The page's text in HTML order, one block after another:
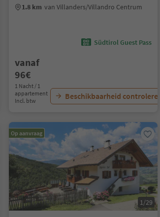
1.8 km van Villanders/Villandro Centrum
Südtirol Guest Pass
vanaf
96€
1 Nacht / 1
appartement
Incl. btw
Beschikbaarheid controleren
Op aanvraag
1/29